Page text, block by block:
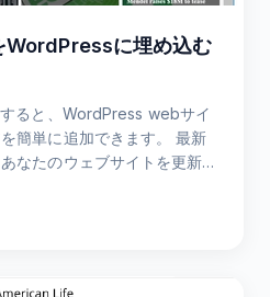
WordPressに埋め込む
ると、WordPress webサイ
単に追加できます。 最新
なたのウェブサイトを更新
ステッ